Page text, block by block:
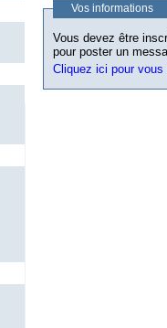
Vos informations
Vous devez être
pour poster un
Cliquez ici pour vous